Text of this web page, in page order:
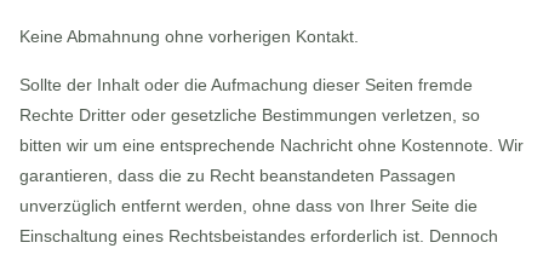
Keine Abmahnung ohne vorherigen Kontakt.
Sollte der Inhalt oder die Aufmachung dieser Seiten fremde
Rechte Dritter oder gesetzliche Bestimmungen verletzen, so
bitten wir um eine entsprechende Nachricht ohne Kostennote. Wir
garantieren, dass die zu Recht beanstandeten Passagen
unverzüglich entfernt werden, ohne dass von Ihrer Seite die
Einschaltung eines Rechtsbeistandes erforderlich ist. Dennoch